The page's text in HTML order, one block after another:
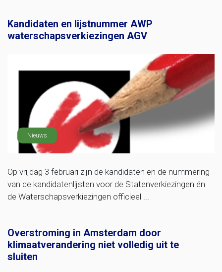
Kandidaten en lijstnummer AWP
waterschapsverkiezingen AGV
Nieuws
Op vrijdag 3 februari zijn de kandidaten en de nummering
van de kandidatenlijsten voor de Statenverkiezingen én
de Waterschapsverkiezingen officieel ...
Overstroming in Amsterdam door
klimaatverandering niet volledig uit te
sluiten